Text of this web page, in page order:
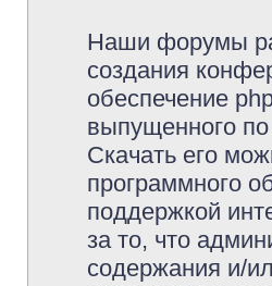
Наши форумы
создания
обеспечение
выпущенного
Скачать его
программного
поддержкой
за то, что
содержания и/